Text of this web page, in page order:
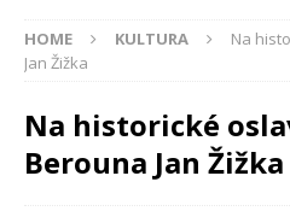
HOME KULTURA
Na
Jan Žižka
Na historické
Berouna Jan Žižka